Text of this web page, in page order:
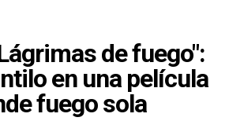
de fuego":
en una película
fuego sola